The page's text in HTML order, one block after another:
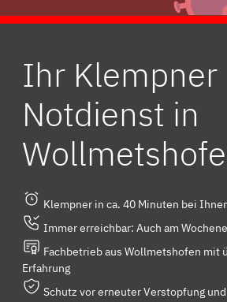
Ihr
Notdienst in
Klempner in ca. 40 Minuten bei
Immer erreichbar: Auch am
Fachbetrieb aus Wollmetshofen mit
Erfahrung
Schutz vor erneuter Verstopfung